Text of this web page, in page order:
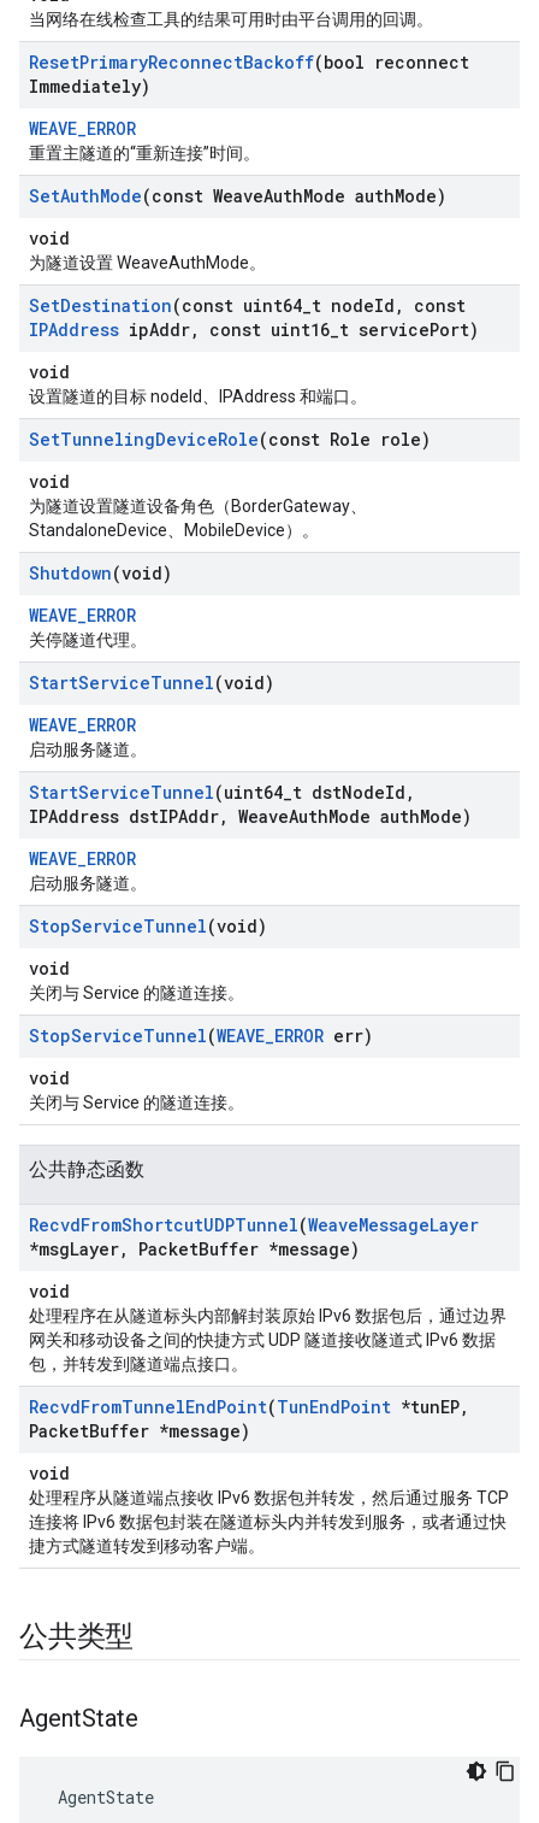
当网络在线检查工具的结果可用时由平台调用的回调。
ResetPrimaryReconnectBackoff(bool reconnect
Immediately)
WEAVE_ERROR
重置主隧道的“重新连接”时间。
SetAuthMode(const WeaveAuthMode authMode)
void
为隧道设置 WeaveAuthMode。
SetDestination(const uint64 t nodeId ,
const
IPAddress ipAddr, const uint16 t servicePort)
void
设置隧道的目标 nodeId、IPAddress 和端口。
SetTunnelingDeviceRole(const Role role)
void
为隧道设置隧道设备角色（BorderGateway、
StandaloneDevice、MobileDevice）。
Shutdown(void)
WEAVE_ERROR
关停隧道代理。
StartServiceTunnel(void)
WEAVE_ERROR
启动服务隧道。
StartServiceTunnel(uint64 t dstNodeId ,
IPAddress dstIPAddr, WeaveAuthMode authMode)
WEAVE_ERROR
启动服务隧道。
StopServiceTunnel(void)
void
关闭与 Service 的隧道连接。
StopServiceTunnel(WEAVE_ERROR err)
void
关闭与 Service 的隧道连接。
公共静态函数
RecvdFromShortcutUDPTunnel(WeaveMessageLayer
*msgLayer, PacketBuffer *message)
void
处理程序在从隧道标头内部解封装原始 IPv6 数据包后，通过边界
网关和移动设备之间的快捷方式 UDP 隧道接收隧道式 IPv6 数据
包，并转发到隧道端点接口。
RecvdFromTunnelEndPoint(TunEndPoint *tunEP,
PacketBuffer *message)
void
处理程序从隧道端点接收 IPv6 数据包并转发，然后通过服务 TCP
连接将 IPv6 数据包封装在隧道标头内并转发到服务，或者通过快
捷方式隧道转发到移动客户端。
公共类型
AgentState
AgentState